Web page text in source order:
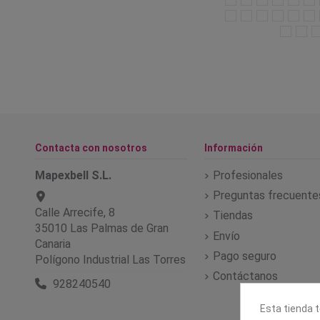
Contacta con nosotros
Mapexbell S.L.
Calle Arrecife, 8
35010 Las Palmas de Gran
Canaria
Polígono Industrial Las Torres
928240540
Información
Profesionales
Preguntas
Tiendas
Envío
Pago seguro
Contáctanos
Esta tienda